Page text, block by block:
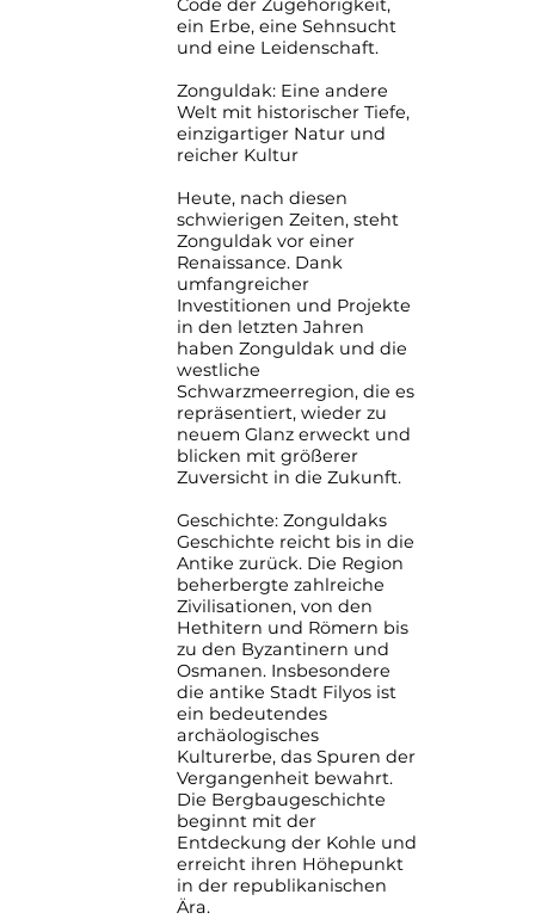
Code der Zugehörigkeit,
ein Erbe, eine Sehnsucht
und eine Leidenschaft.
Zonguldak: Eine andere
Welt mit historischer Tiefe,
einzigartiger Natur und
reicher Kultur
Heute, nach diesen
schwierigen Zeiten, steht
Zonguldak vor einer
Renaissance. Dank
umfangreicher
Investitionen und Projekte
in den letzten Jahren
haben Zonguldak und die
westliche
Schwarzmeerregion, die es
repräsentiert, wieder zu
neuem Glanz erweckt und
blicken mit größerer
Zuversicht in die Zukunft.
Geschichte: Zonguldaks
Geschichte reicht bis in die
Antike zurück. Die Region
beherbergte zahlreiche
Zivilisationen, von den
Hethitern und Römern bis
zu den Byzantinern und
Osmanen. Insbesondere
die antike Stadt Filyos ist
ein bedeutendes
archäologisches
Kulturerbe, das Spuren der
Vergangenheit bewahrt.
Die Bergbaugeschichte
beginnt mit der
Entdeckung der Kohle und
erreicht ihren Höhepunkt
in der republikanischen
Ära.